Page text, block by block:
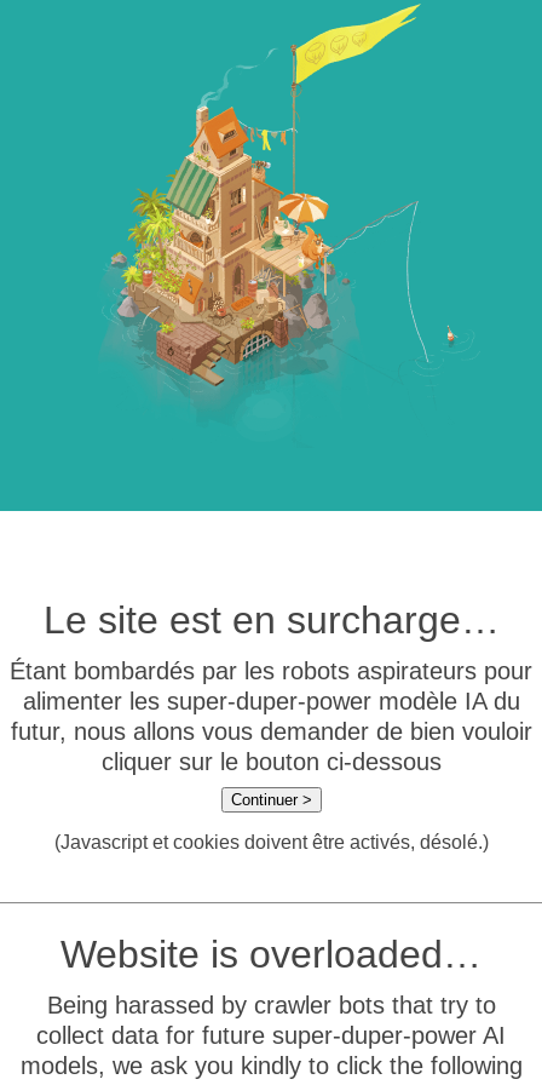
Le site est en surcharge…
Étant bombardés par les robots aspirateurs pour
alimenter les super-duper-power modèle IA du
futur, nous allons vous demander de bien vouloir
cliquer sur le bouton ci-dessous
Continuer >
(Javascript et cookies doivent être activés, désolé.)
Website is overloaded…
Being harassed by crawler bots that try to
collect data for future super-duper-power AI
models, we ask you kindly to click the following